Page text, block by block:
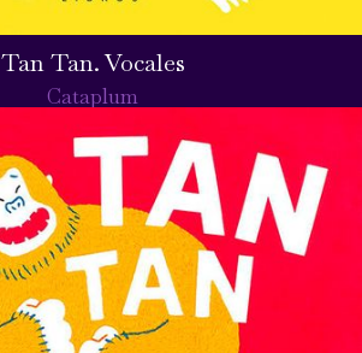
Tan Tan. Vocales
Cataplum